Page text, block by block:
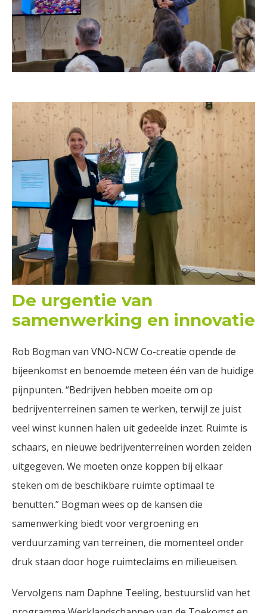
De urgentie van
samenwerking en innovatie
Rob Bogman van VNO-NCW Co-creatie opende de
bijeenkomst en benoemde meteen één van de huidige
pijnpunten. “Bedrijven hebben moeite om op
bedrijventerreinen samen te werken, terwijl ze juist
veel winst kunnen halen uit gedeelde inzet. Ruimte is
schaars, en nieuwe bedrijventerreinen worden zelden
uitgegeven. We moeten onze koppen bij elkaar
steken om de beschikbare ruimte optimaal te
benutten.” Bogman wees op de kansen die
samenwerking biedt voor vergroening en
verduurzaming van terreinen, die momenteel onder
druk staan door hoge ruimteclaims en milieueisen.
Vervolgens nam Daphne Teeling, bestuurslid van het